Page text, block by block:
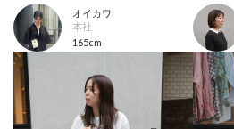
オイカワ
本社
165cm